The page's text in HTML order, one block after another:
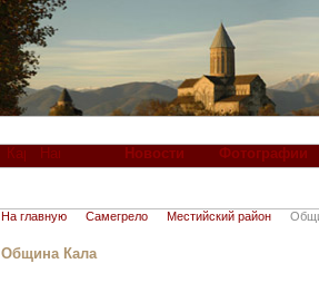
Новости Фотографии
На главную Самегрело Местийский район
Община Кала